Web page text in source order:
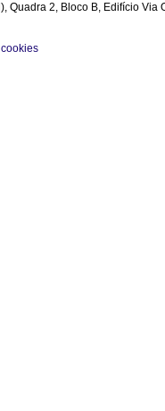
Quadra 2, Bloco B, Edifício